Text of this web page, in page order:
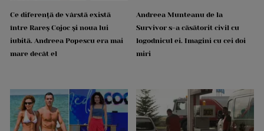
Ce diferență de vârstă există
între Rareș Cojoc și noua lui
iubită. Andreea Popescu era mai
mare decât el
Andreea Munteanu de la
Survivor s-a căsătorit civil cu
logodnicul ei. Imagini cu cei doi
miri